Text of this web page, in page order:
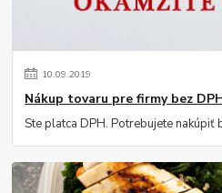
10.09.2019
Nákup tovaru pre firmy bez
Ste platca DPH. Potrebujete nakúpiť